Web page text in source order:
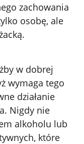
zachowania
osobę, ale
w dobrej
wymaga tego
działanie
Nigdy nie
alkoholu lub
które